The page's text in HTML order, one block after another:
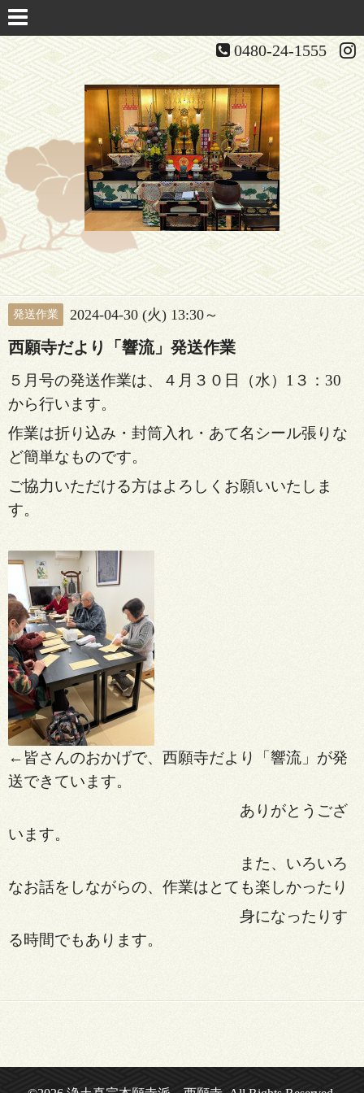
0480-24-1555
発送作業 2024-04-30 (火) 13:30～
西願寺だより「響流」発送作業
５月号の発送作業は、４月３０日（水）1３：30
から行います。
作業は折り込み・封筒入れ・あて名シール張りな
ど簡単なものです。
ご協力いただける方はよろしくお願いいたしま
す。
←皆さんのおかげで、西願寺だより「響流」が発
送できています。
ありがとうござ
います。
また、いろいろ
なお話をしながらの、作業はとても楽しかったり
身になったりす
る時間でもあります。